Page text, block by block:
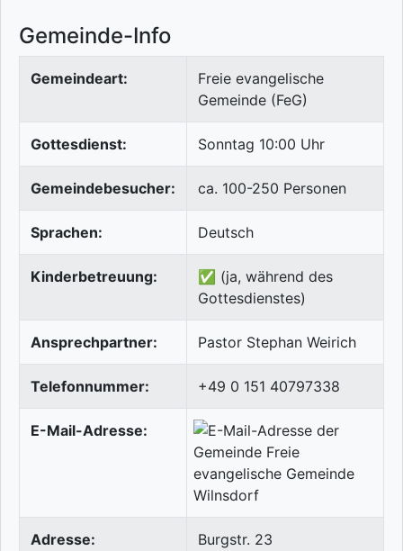
Gemeinde-Info
Gemeindeart:
Freie evangelische
Gemeinde (FeG)
Gottesdienst: Sonntag 10:00 Uhr
Gemeindebesucher: ca. 100-250 Personen
Sprachen: Deutsch
Kinderbetreuung:
✅ (ja, während des
Gottesdienstes)
Ansprechpartner: Pastor Stephan Weirich
Telefonnummer: +49 0 151 40797338
E-Mail-Adresse:
Adresse:
Burgstr. 23